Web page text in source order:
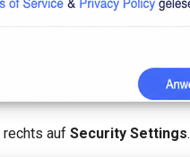
rechts auf Security Settings.